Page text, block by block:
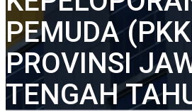
PEMUDA
PROVINSI
TENGAH